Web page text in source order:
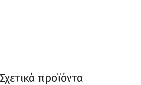
Σχετικά προϊόντα